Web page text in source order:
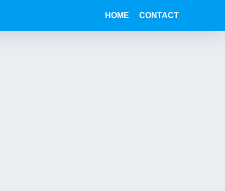
HOME CONTACT